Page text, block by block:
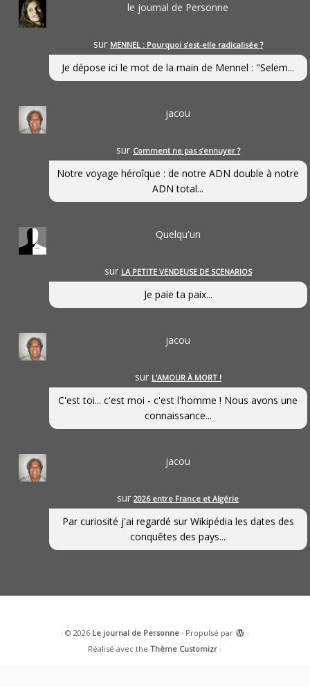
le journal de Personne
sur MENNEL : Pourquoi s’est-elle radicalisée ?
Je dépose ici le mot de la main de Mennel : "Selem...
jacou
sur Comment ne pas s’ennuyer ?
Notre voyage héroîque : de notre ADN double à notre
ADN total...
Quelqu'un
sur LA PETITE VENDEUSE DE SCENARIOS
Je paie ta paix...
jacou
sur L’AMOUR À MORT !
C'est toi... c'est moi - c'est l'homme ! Nous avons une
connaissance...
jacou
sur2026 entre France et Algérie
Par curiosité j'ai regardé sur Wikipédia les dates des
conquêtes des pays...
· © 2026 Le journal de Personne· Propulsé par
·
Réalisé avec theThème Customizr ·